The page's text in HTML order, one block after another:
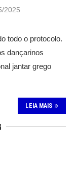
2025
todo o protocolo.
dançarinos
jantar grego
LEIA MAIS